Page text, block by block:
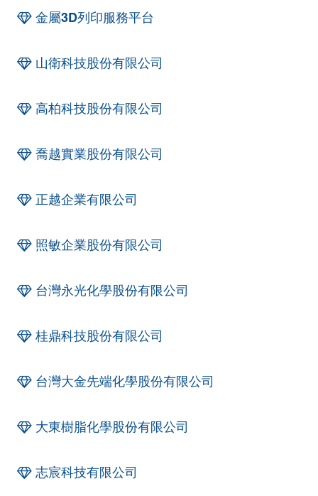
金屬3D列印服務平台
山衛科技股份有限公司
高柏科技股份有限公司
喬越實業股份有限公司
正越企業有限公司
照敏企業股份有限公司
台灣永光化學股份有限公司
桂鼎科技股份有限公司
台灣大金先端化學股份有限公司
大東樹脂化學股份有限公司
志宸科技有限公司